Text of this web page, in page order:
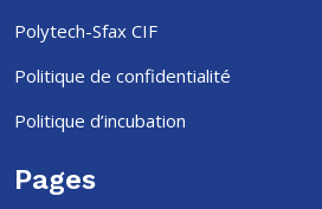
Polytech-Sfax CIF
Politique de confidentialité
Politique d’incubation
Pages